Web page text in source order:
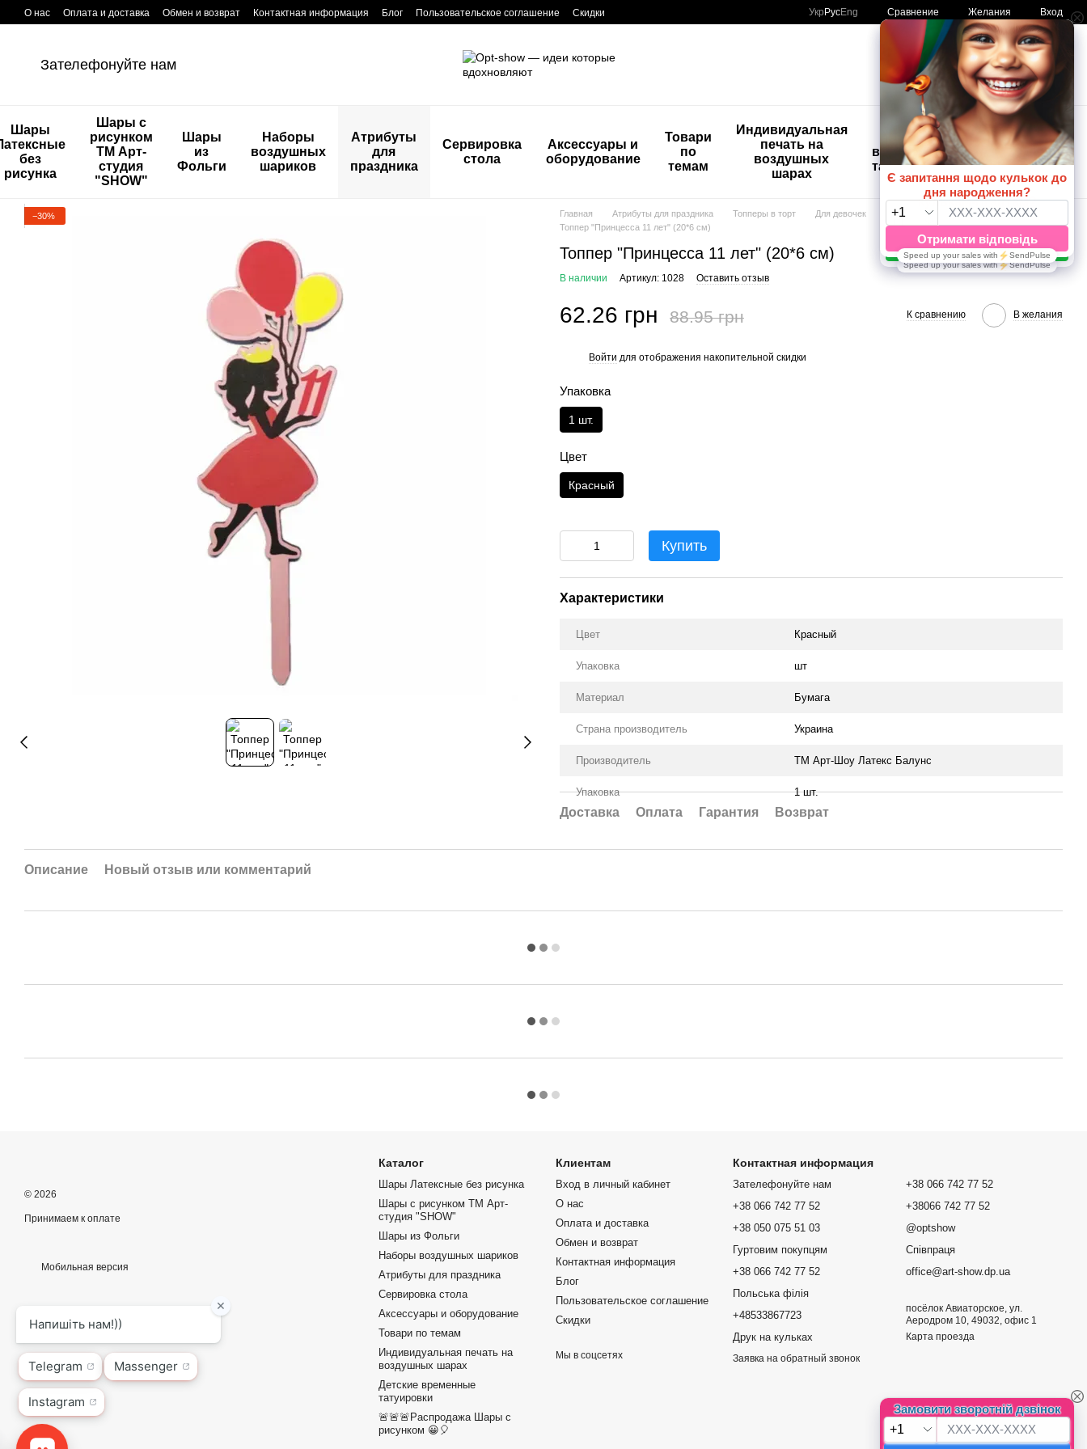
Перейти к основному контенту
О нас Оплата и доставка Обмен и возврат Контактная информация Блог Пользовательское соглашение Скидки Укр РусEng Сравнение Желания Вход
Зателефонуйте нам Мой заказ
Шары
без
рисунка
Шары с
рисунком
ТМ Арт-
студия
"SHOW"
Шары
из
Фольги
Наборы
воздушных
шариков
Атрибуты
для
праздника
Сервировка
стола
Аксессуары и
оборудование
Товари
по
темам
Индивидуальная
печать на
воздушных
шарах
Детские
временные
татуировки
🚨🚨🚨
Распродажа
Шары с
рисунком
😀🎈
−30% Главная Атрибуты для праздника Топперы в торт Для девочек
Для девочек Артшоу латекс балунс
Топпер "Принцесса 11 лет" (20*6 см)
Топпер "Принцесса 11 лет" (20*6 см)
В наличии Артикул: 1028 Оставить отзыв
62.26 грн 88.95 грн К сравнению В желания
Войти для отображения накопительной скидки
Упаковка
1 шт.
Цвет
Красный
Купить
Характеристики
Цвет Красный
Упаковка шт
Материал Бумага
Страна производитель Украина
Производитель ТМ Арт-Шоу Латекс Балунс
Упаковка 1 шт.
Доставка Оплата Гарантия Возврат
Описание Новый отзыв или комментарий
© 2026
Принимаем к оплате
Мобильная версия
Каталог
Шары Латексные без рисунка
Шары с рисунком ТМ Арт-
студия "SHOW"
Шары из Фольги
Наборы воздушных шариков
Атрибуты для праздника
Сервировка стола
Аксессуары и оборудование
Товари по темам
Индивидуальная печать на
воздушных шарах
Детские временные
татуировки
🚨🚨🚨Распродажа Шары с
рисунком 😀🎈
Клиентам
Вход в личный кабинет
О нас
Оплата и доставка
Обмен и возврат
Контактная информация
Блог
Пользовательское соглашение
Скидки
Мы в соцсетях
Контактная информация
Зателефонуйте нам
+38 066 742 77 52
+38 050 075 51 03
Гуртовим покупцям
+38 066 742 77 52
Польська філія
+48533867723
Друк на кульках
Заявка на обратный звонок
+38 066 742 77 52
+38066 742 77 52
@optshow
Співпраця
office@art-show.dp.ua
посёлок Авиаторское, ул.
Аеродром 10, 49032, офис 1
Карта проезда